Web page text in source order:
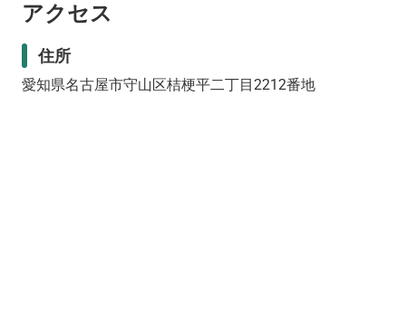
アクセス
住所
愛知県名古屋市守山区桔梗平二丁目2212番地